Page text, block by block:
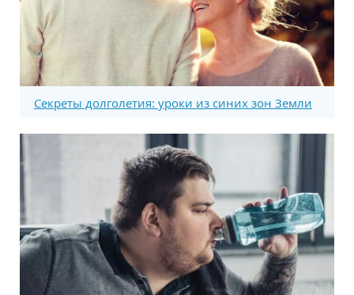
Секреты долголетия: уроки из синих зон Земли